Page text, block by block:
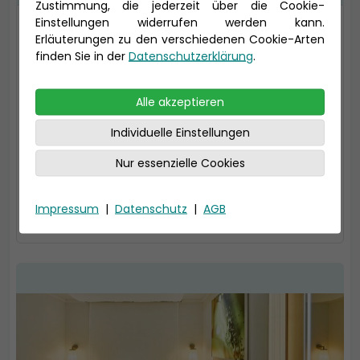
2-Bett-Innen
13 – 16 m ²,Bad mit Dusche
Kabinentyp: Innen
Kategorie: IC
Tarif: Premium
1.360 € *
auswählen
Zustimmung, die jederzeit über die Cookie-
Einstellungen widerrufen werden kann.
Erläuterungen zu den verschiedenen Cookie-Arten
finden Sie in der Datenschutzerklärung.
Alle akzeptieren
Individuelle Einstellungen
Nur essenzielle Cookies
Impressum | Datenschutz | AGB